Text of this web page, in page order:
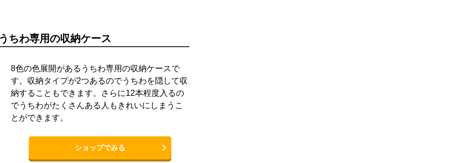
ちわ専用の収納ケース
8色の色展開があるうちわ専用の収納ケースで
す。収納タイプが2つあるのでうちわを隠して収
納することもできます。さらに12本程度入るの
でうちわがたくさんある人もきれいにしまうこ
とができます。
ショップでみる